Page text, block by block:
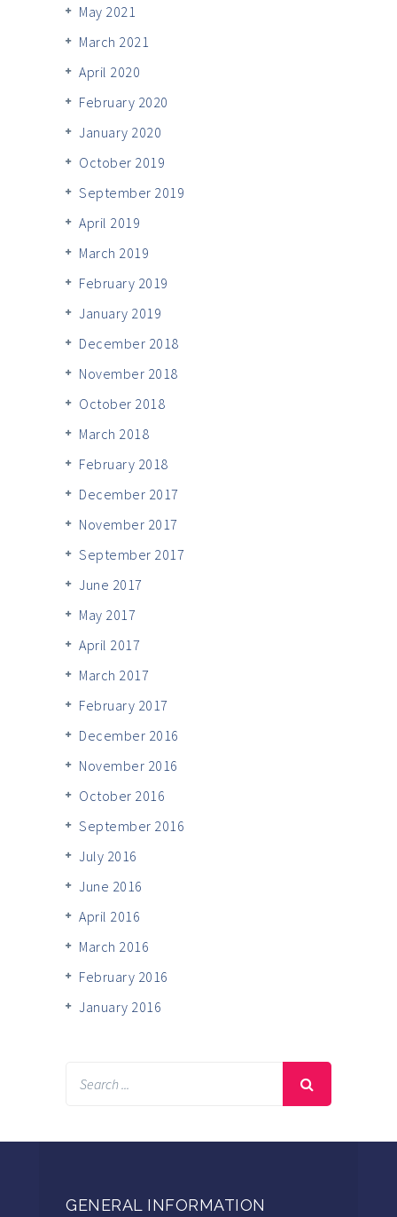
May 2021
March 2021
April 2020
February 2020
January 2020
October 2019
September 2019
April 2019
March 2019
February 2019
January 2019
December 2018
November 2018
October 2018
March 2018
February 2018
December 2017
November 2017
September 2017
June 2017
May 2017
April 2017
March 2017
February 2017
December 2016
November 2016
October 2016
September 2016
July 2016
June 2016
April 2016
March 2016
February 2016
January 2016
GENERAL INFORMATION